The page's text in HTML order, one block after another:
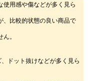
使用感や傷などが多く見ら
、比較的状態の良い商品で
。
ドット抜けなどが多く見ら